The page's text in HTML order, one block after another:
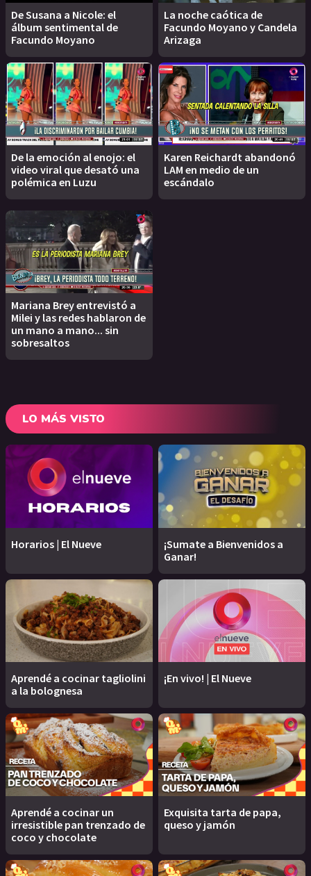
De Susana a Nicole: el
álbum sentimental de
Facundo Moyano
La noche caótica de
Facundo Moyano y Candela
Arizaga
De la emoción al enojo: el
video viral que desató una
polémica en Luzu
Karen Reichardt abandonó
LAM en medio de un
escándalo
Mariana Brey entrevistó a
Milei y las redes hablaron de
un mano a mano... sin
sobresaltos
LO MÁS VISTO
Horarios | El Nueve
¡Sumate a Bienvenidos a
Ganar!
Aprendé a cocinar tagliolini
a la bolognesa
¡En vivo! | El Nueve
Aprendé a cocinar un
irresistible pan trenzado de
coco y chocolate
Exquisita tarta de papa,
queso y jamón